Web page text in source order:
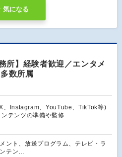
気になる
所】経験者歓迎／エンタメ
数所属
、Instagram、YouTube、TikTok等)
テンツの準備や監修…
ント、放送プログラム、テレビ・ラ
テン…